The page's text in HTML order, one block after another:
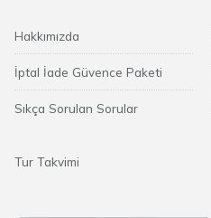
Hakkımızda
İptal İade Güvence Paketi
Sıkça Sorulan Sorular
Tur Takvimi